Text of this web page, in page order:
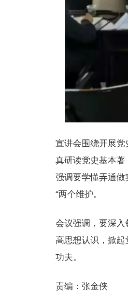
宣讲会围绕开展
真研读党史基本
强调要学懂弄通做
“两个维护。
会议强调，要深
高思想认识，掀
功夫。
责编：张金侠